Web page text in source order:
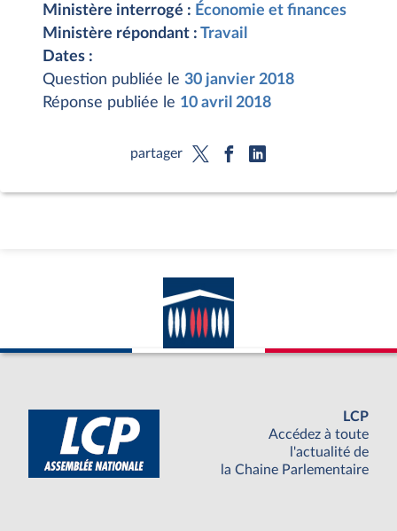
Ministère interrogé : Économie et finances
Ministère répondant : Travail
Dates :
Question publiée le 30 janvier 2018
Réponse publiée le 10 avril 2018
partager
LCP
Accédez à toute
l'actualité de
la Chaine Parlementaire